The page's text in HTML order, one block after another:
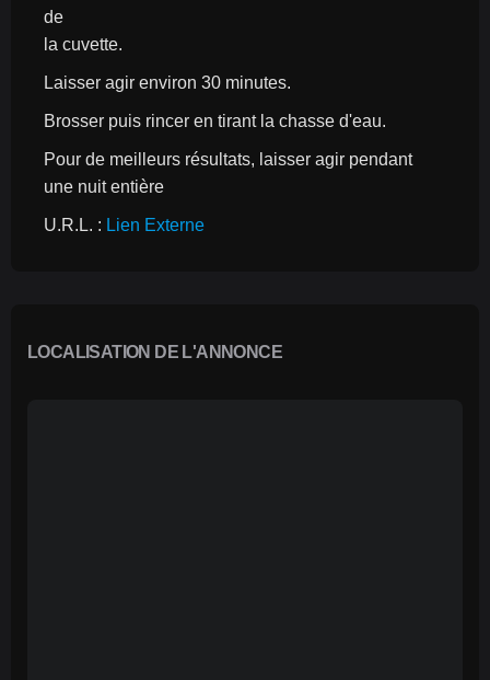
de
la cuvette.
Laisser agir environ 30 minutes.
Brosser puis rincer en tirant la chasse d'eau.
Pour de meilleurs résultats, laisser agir pendant
une nuit entière
U.R.L. : Lien Externe
LOCALISATION DE L'ANNONCE